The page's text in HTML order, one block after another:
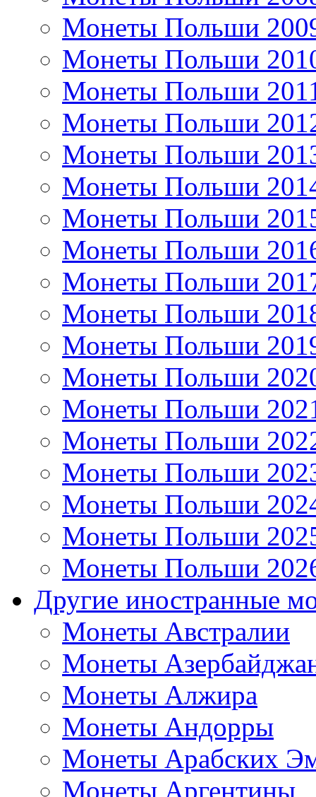
Монеты Польши
Монеты Польши
Монеты Польши
Монеты Польши
Монеты Польши
Монеты Польши
Монеты Польши
Монеты Польши
Монеты Польши
Монеты Польши
Монеты Польши
Монеты Польши
Монеты Польши
Монеты Польши
Монеты Польши
Монеты Польши
Монеты Польши
Монеты Польши
Другие иностранные
Монеты Австралии
Монеты
Монеты Алжира
Монеты Андорры
Монеты Арабских
Монеты Аргентины